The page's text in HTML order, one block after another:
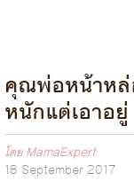
คุณพ่อหน้าหล่
หนักแต่เอาอยู่
โดยMamaExpert
18 September 2017